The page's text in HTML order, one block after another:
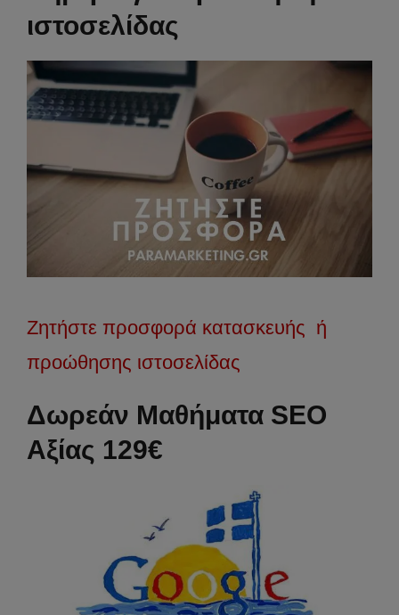
ιστοσελίδας
Ζητήστε προσφορά κατασκευής ή
προώθησης ιστοσελίδας
Δωρεάν Μαθήματα SEO
Αξίας 129€